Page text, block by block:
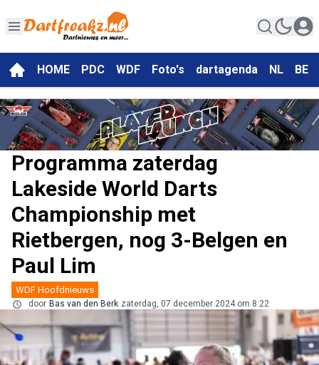
HOME PDC WDF Foto's dartagenda NL BE
Programma zaterdag
Lakeside World Darts
Championship met
Rietbergen, nog 3-Belgen en
Paul Lim
WDF Hoofdnieuws
door Bas van den Berk zaterdag, 07 december 2024 om 8:22